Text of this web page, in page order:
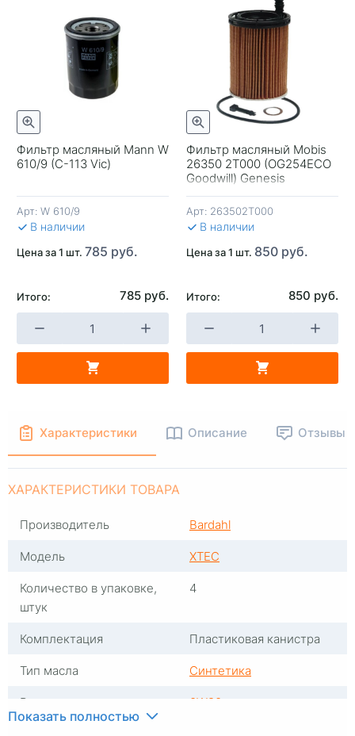
Фильтр масляный Mann W
610/9 (C-113 Vic)
Арт: W 610/9
В наличии
Цена за 1 шт. 785 руб.
Итого: 785 руб.
Фильтр масляный Mobis
26350 2T000 (OG254ECO
Goodwill) Genesis
Арт: 263502T000
В наличии
Цена за 1 шт. 850 руб.
Итого: 850 руб.
КОРЗИНУ
+
В КОРЗИНУ
Характеристики Описание Отзывы
ХАРАКТЕРИСТИКИ ТОВАРА
Производитель
Bardahl
Модель
XTEC
Количество в упаковке,
штук
4
Комплектация
Пластиковая канистра
Тип масла
Синтетика
Вязкость
0W20
Показать полностью